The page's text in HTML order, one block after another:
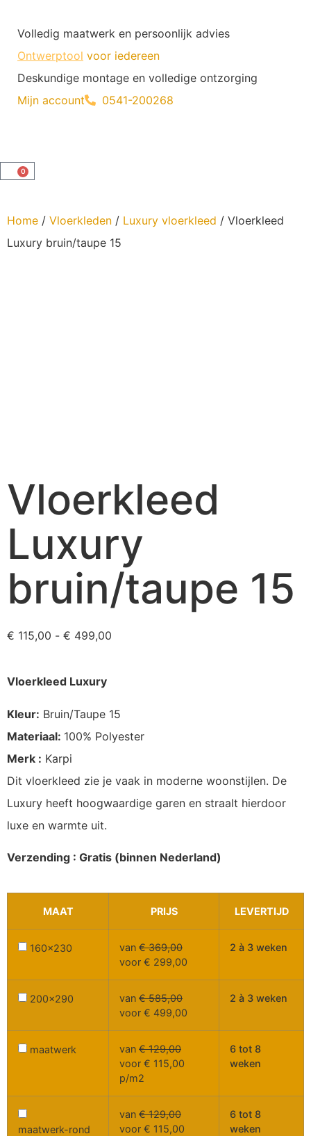
Volledig maatwerk en persoonlijk advies
Ontwerptool voor iedereen
Deskundige montage en volledige ontzorging
Mijn account
0541-200268
0
Home / Vloerkleden / Luxury vloerkleed / Vloerkleed
Luxury bruin/taupe 15
Vloerkleed
Luxury
bruin/taupe 15
€ 115,00 - € 499,00
Vloerkleed Luxury
Kleur: Bruin/Taupe 15
Materiaal: 100% Polyester
Merk : Karpi
Dit vloerkleed zie je vaak in moderne woonstijlen. De
Luxury heeft hoogwaardige garen en straalt hierdoor
luxe en warmte uit.
Verzending : Gratis (binnen Nederland)
MAAT PRIJS LEVERTIJD
160x230 van €369,00
voor € 299,00
2 à 3 weken
200x290 van €585,00
voor € 499,00
2 à 3 weken
maatwerk van €129,00
voor € 115,00
p/m2
6 tot 8
weken
maatwerk-rond
van €129,00
voor € 115,00
6 tot 8
weken